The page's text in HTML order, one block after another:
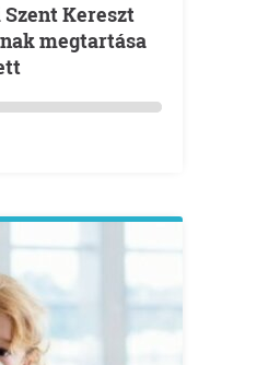
megtartása